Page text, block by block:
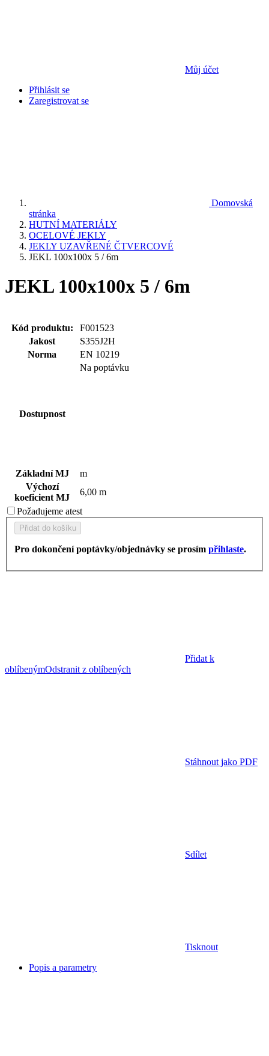
Můj účet
Přihlásit se
Zaregistrovat se
Domovská
stránka
HUTNÍ MATERIÁLY
OCELOVÉ JEKLY
JEKLY UZAVŘENÉ ČTVERCOVÉ
JEKL 100x100x 5 / 6m
JEKL 100x100x 5 / 6m
Kód produktu:
F001523
Jakost
S355J2H
Norma
EN 10219
Dostupnost
Na poptávku
Základní MJ
m
Výchozí
koeficient MJ
6,00 m
Požadujeme atest
Přidat do košíku
Pro dokončení poptávky/objednávky se prosím přihlaste.
Přidat k
oblíbenýmOdstranit z oblíbených
Stáhnout jako PDF
Sdílet
Tisknout
Popis a parametry